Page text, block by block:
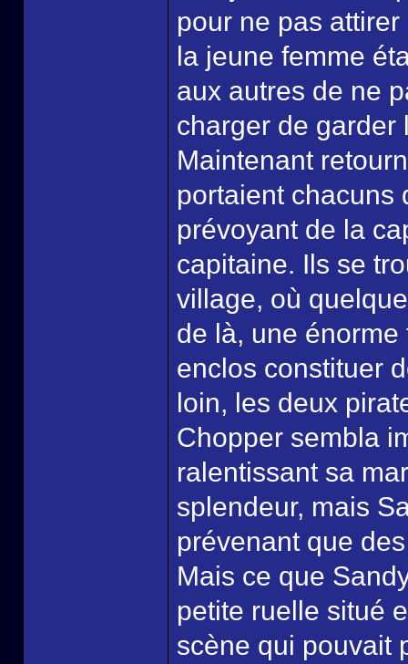
pour ne pas
la jeune femme
aux autres de ne
charger de garder
Maintenant
portaient chacuns
prévoyant de la
capitaine. Ils se
village, où
de là, une
enclos constituer
loin, les deux
Chopper sembla
ralentissant sa
splendeur, mais
prévenant que
Mais ce que
petite ruelle situé
scène qui pouvait